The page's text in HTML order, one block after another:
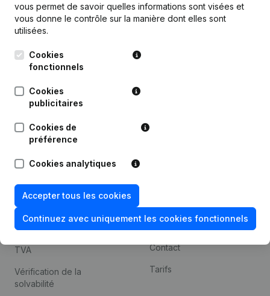
vous permet de savoir quelles informations sont visées et
vous donne le contrôle sur la manière dont elles sont
utilisées.
Cookies
fonctionnels
Cookies
publicitaires
Cookies de
préférence
Cookies analytiques
Accepter tous les cookies
Continuez avec uniquement les cookies fonctionnels
Français
Kantorenpark Everest
Leuvensesteenweg
1800 Vilvoorde
Monitoring
Compliance et prévention
de la fraude
Consulter des comptes
annuels
TVA
Vérification de la
solvabilité
Contact
Tarifs